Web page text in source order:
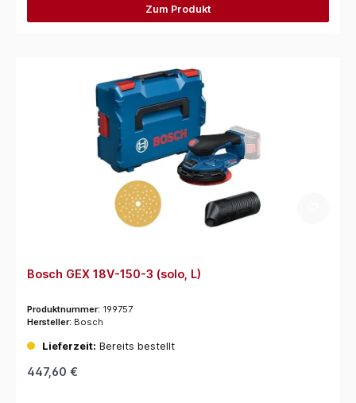
Zum Produkt
Bosch GEX 18V-150-3 (solo, L)
Produktnummer: 199757
Hersteller: Bosch
Lieferzeit: Bereits bestellt
447,60 €